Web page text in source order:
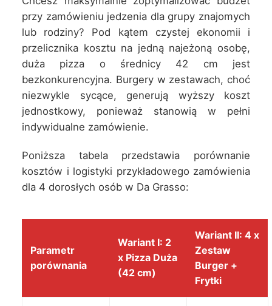
przy zamówieniu jedzenia dla grupy znajomych
lub rodziny? Pod kątem czystej ekonomii i
przelicznika kosztu na jedną najeżoną osobę,
duża pizza o średnicy 42 cm jest
bezkonkurencyjna. Burgery w zestawach, choć
niezwykle sycące, generują wyższy koszt
jednostkowy, ponieważ stanowią w pełni
indywidualne zamówienie.
Poniższa tabela przedstawia porównanie
kosztów i logistyki przykładowego zamówienia
dla 4 dorosłych osób w Da Grasso:
Parametr
porównania
Wariant I: 2
x Pizza Duża
(42 cm)
Wariant II: 4 x
Zestaw
Burger +
Frytki